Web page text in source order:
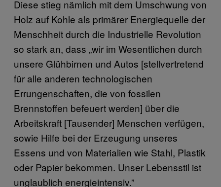
Diese stieg nämlich mit dem Umschwung von
Holz auf Kohle als primärer Energiequelle der
Menschheit durch die Industrielle Revolution
so stark an, dass „wir im Wesentlichen durch
unsere Glühbirnen und Autos [stellvertretend
für alle anderen technologischen
Errungenschaften, die von fossilen
Brennstoffen befeuert werden] über die
Arbeitskraft [Tausender] Menschen verfügen,
sowie Hilfe bei der Erzeugung unseres
Essens und von Materialien wie Stahl, Plastik
oder Papier bekommen. Unser Lebensstil ist
unglaublich energieintensiv.”